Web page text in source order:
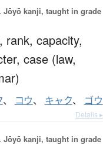
Jōyō kanji, taught in grade
rank, capacity,
case (law,
、 コウ、 キャク、 ゴウ
Details ▸
Jōyō kanji, taught in grade